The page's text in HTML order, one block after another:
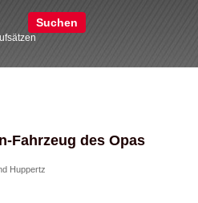
Suchen
Fahrzeug des Opas
Huppertz